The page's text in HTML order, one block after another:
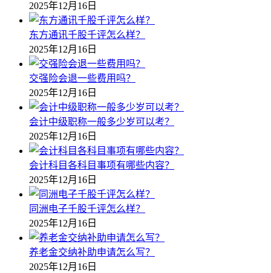
2025年12月16日
东方通讯千股千评怎么样？
2025年12月16日
交强险会退一些费用吗？
2025年12月16日
会计中级职称一般多少岁可以考？
2025年12月16日
会计科目各科目事项有哪些内容？
2025年12月16日
同洲电子千股千评怎么样？
2025年12月16日
养老金交纳补助申请怎么写？
2025年12月16日